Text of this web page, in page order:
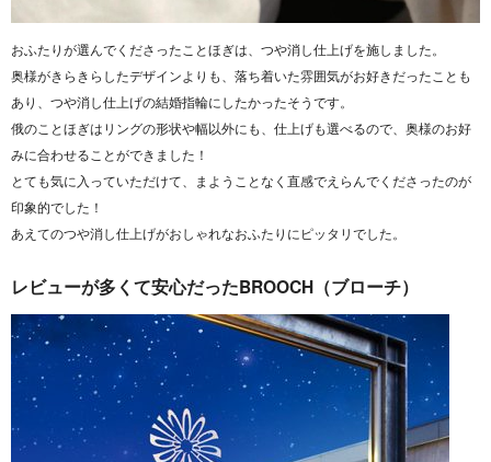
おふたりが選んでくださったことほぎは、つや消し仕上げを施しました。
奥様がきらきらしたデザインよりも、落ち着いた雰囲気がお好きだったことも
あり、つや消し仕上げの結婚指輪にしたかったそうです。
俄のことほぎはリングの形状や幅以外にも、仕上げも選べるので、奥様のお好
みに合わせることができました！
とても気に入っていただけて、まようことなく直感でえらんでくださったのが
印象的でした！
あえてのつや消し仕上げがおしゃれなおふたりにピッタリでした。
レビューが多くて安心だったBROOCH（ブローチ）